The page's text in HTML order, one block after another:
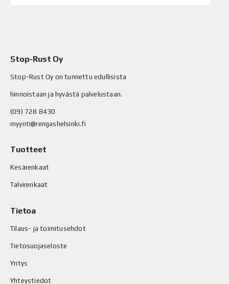
Stop-Rust Oy
Stop-Rust Oy on tunnettu edullisista
hinnoistaan ja hyvästä palvelustaan.
(09) 728 8430
myynti@rengashelsinki.fi
Tuotteet
Kesärenkaat
Talvirenkaat
Tietoa
Tilaus- ja toimitusehdot
Tietosuojaseloste
Yritys
Yhteystiedot